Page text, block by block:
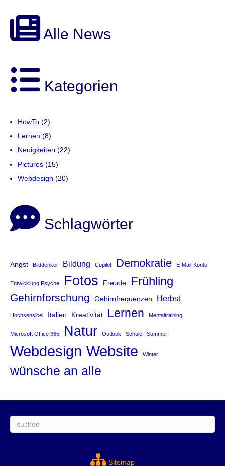
Alle News
Kategorien
HowTo (2)
Lernen (8)
Neuigkeiten (22)
Pictures (15)
Webdesign (20)
Schlagwörter
Angst Bilddenker Bildung Copilot Demokratie E-Mail-Konto
Entwicklung Psyche Fotos Freude Frühling
Gehirnforschung Gehirnfrequenzen Herbst
Hochsensibel Italien Kreativität Lernen Mentaltraining
Microsoft Office 365 Natur Outlook Schule Sommer
Webdesign Website Winter
wünsche an alle
Suchen
Sitemap